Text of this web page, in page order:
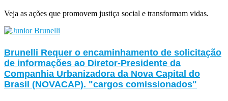
Veja as ações que promovem justiça social e transformam vidas.
Brunelli Requer o encaminhamento de solicitação
de informações ao Diretor-Presidente da
Companhia Urbanizadora da Nova Capital do
Brasil (NOVACAP). "cargos comissionados"